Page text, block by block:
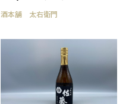
酒本舗 太右衛門